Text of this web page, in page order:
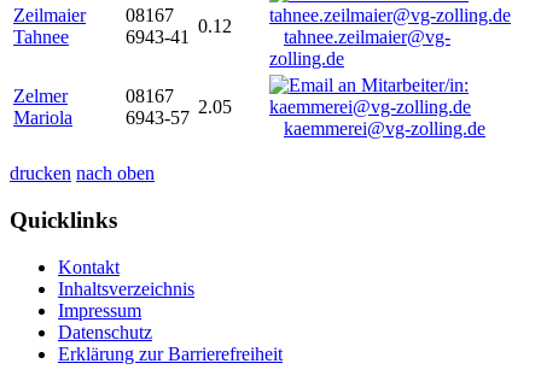
Zeilmaier
Tahnee
08167
6943-41
0.12
tahnee.zeilmaier@vg-
zolling.de
Zelmer
Mariola
08167
6943-57
2.05
kaemmerei@vg-zolling.de
drucken nach oben
Quicklinks
Kontakt
Inhaltsverzeichnis
Impressum
Datenschutz
Erklärung zur Barrierefreiheit